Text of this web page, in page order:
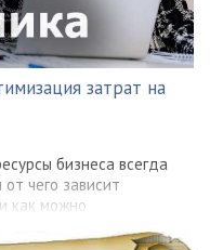
затрат на
бизнеса всегда
чего зависит
как можно